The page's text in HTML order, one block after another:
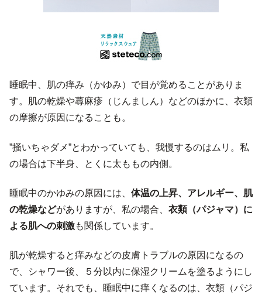
睡眠中、肌の痒み（かゆみ）で目が覚めることがありま
す。肌の乾燥や蕁麻疹（じんましん）などのほかに、衣類
の摩擦が原因になることも。
”掻いちゃダメ”とわかっていても、我慢するのはムリ。私
の場合は下半身、とくに太ももの内側。
睡眠中のかゆみの原因には、 体温の上昇、アレルギー、肌
の乾燥などがありますが、私の場合、 衣類（パジャマ）に
よる肌への刺激も関係しています。
肌が乾燥すると痒みなどの皮膚トラブルの原因になるの
で、シャワー後、５分以内に保湿クリームを塗るようにし
ています。それでも、睡眠中に痒くなるのは、衣類（パジ